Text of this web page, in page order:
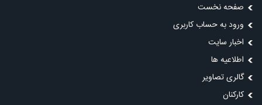
صفحه نخست
ورود به حساب کاربری
اخبار سایت
اطلاعیه ها
گالری تصاویر
کارکنان